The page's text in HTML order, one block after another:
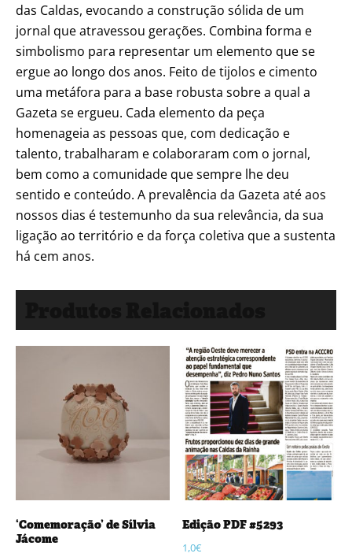
das Caldas, evocando a construção sólida de um
jornal que atravessou gerações. Combina forma e
simbolismo para representar um elemento que se
ergue ao longo dos anos. Feito de tijolos e cimento
uma metáfora para a base robusta sobre a qual a
Gazeta se ergueu. Cada elemento da peça
homenageia as pessoas que, com dedicação e
talento, trabalharam e colaboraram com o jornal,
bem como a comunidade que sempre lhe deu
sentido e conteúdo. A prevalência da Gazeta até aos
nossos dias é testemunho da sua relevância, da sua
ligação ao território e da força coletiva que a sustenta
há cem anos.
‘Comemoração’ de Sílvia
Jácome
Edição PDF #5293
1,0€